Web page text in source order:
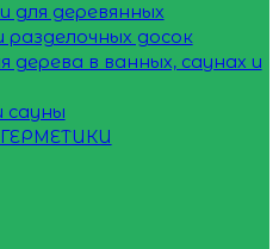
для деревянных
досок
дерева в ванных, саунах и
сауны